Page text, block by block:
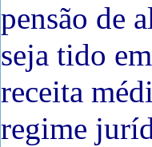
pensão de
seja tido
receita
regime